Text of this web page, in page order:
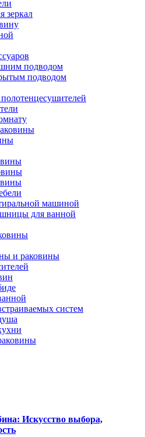
зеркал
подводом
подводом
машиной
для ванной
и раковины
систем
Искусство выбора,